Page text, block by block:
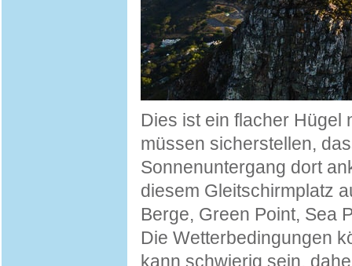
Dies ist ein flacher Hügel
müssen sicherstellen,
Sonnenuntergang dort
diesem Gleitschirmplatz
Berge, Green Point, Sea
Die Wetterbedingungen
kann schwierig sein,